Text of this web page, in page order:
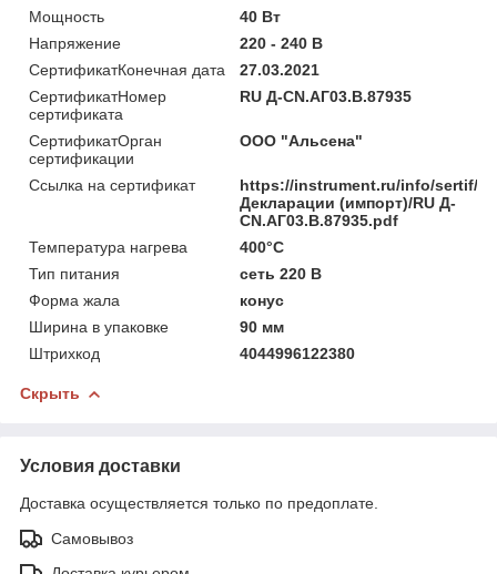
Мощность
40 Вт
Напряжение
220 - 240 В
СертификатКонечная дата
27.03.2021
СертификатНомер
сертификата
RU Д-CN.АГ03.B.87935
СертификатОрган
сертификации
ООО "Альсена"
Ссылка на сертификат
https://instrument.ru/info/sertif/
Декларации (импорт)/RU Д-
CN.АГ03.B.87935.pdf
Температура нагрева
400°С
Тип питания
сеть 220 В
Форма жала
конус
Ширина в упаковке
90 мм
Штрихкод
4044996122380
Скрыть
Условия доставки
Доставка осуществляется только по предоплате.
Самовывоз